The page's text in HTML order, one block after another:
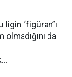
ligin “figüran”ı
da